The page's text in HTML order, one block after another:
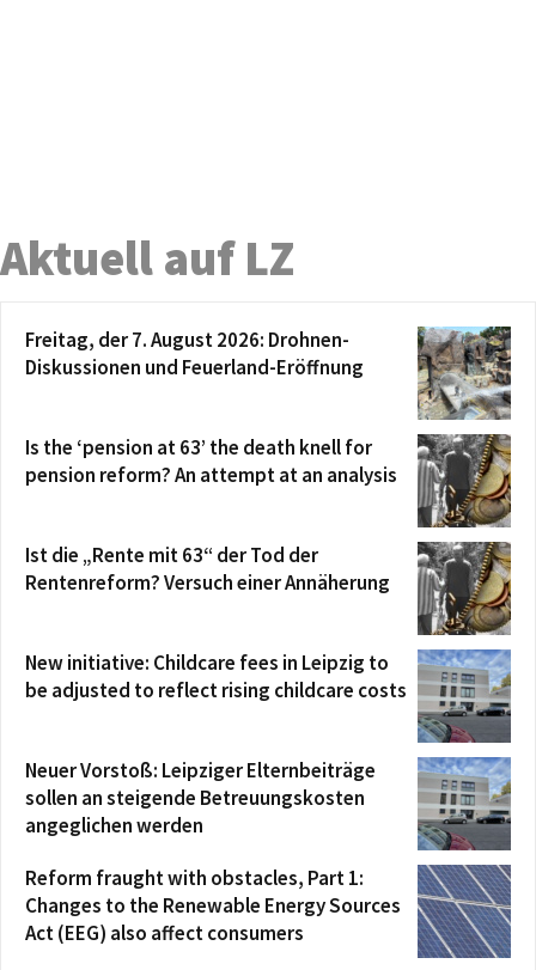
Aktuell auf LZ
Freitag, der 7. August 2026: Drohnen-
Diskussionen und Feuerland-Eröffnung
Is the ‘pension at 63’ the death knell for
pension reform? An attempt at an analysis
Ist die „Rente mit 63“ der Tod der
Rentenreform? Versuch einer Annäherung
New initiative: Childcare fees in Leipzig to
be adjusted to reflect rising childcare costs
Neuer Vorstoß: Leipziger Elternbeiträge
sollen an steigende Betreuungskosten
angeglichen werden
Reform fraught with obstacles, Part 1:
Changes to the Renewable Energy Sources
Act (EEG) also affect consumers